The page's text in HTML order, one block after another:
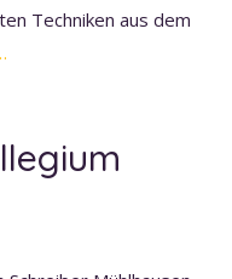
Techniken aus dem